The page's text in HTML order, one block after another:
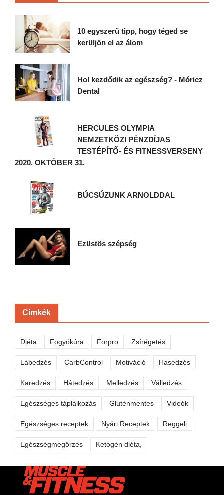
10 egyszerű tipp, hogy téged se
kerüljön el az álom
Hol kezdődik az egészség? - Móricz
Dental
HERCULES OLYMPIA
NEMZETKÖZI PÉNZDÍJAS
TESTÉPÍTŐ- ÉS FITNESSVERSENY
2020. OKTÓBER 31.
BÚCSÚZUNK ARNOLDDAL
Ezüstös szépség
Címkék
Diéta Fogyókúra Forpro Zsírégetés
Lábedzés CarbControl Motiváció Hasedzés
Karedzés Hátedzés Melledzés Válledzés
Egészséges táplálkozás Gluténmentes Videók
Egészséges receptek Nyári Receptek Reggeli
Egészségmegőrzés Ketogén diéta,